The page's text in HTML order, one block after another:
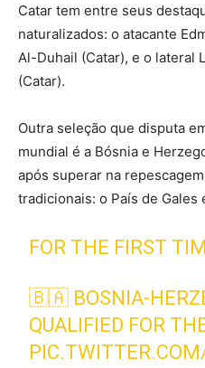
Catar tem entre seus
naturalizados: o atacante
Al-Duhail (Catar), e o lateral
(Catar).
Outra seleção que disputa
mundial é a Bósnia e
após superar na
tradicionais: o País de Gales
FOR THE FIRST
🇧🇦 BOSNIA-
QUALIFIED FOR